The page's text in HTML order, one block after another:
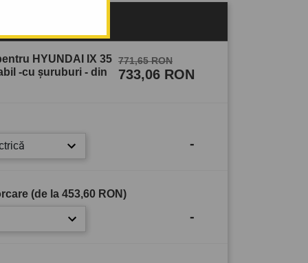
HYUNDAI IX 35
-cu şuruburi - din
771,65 RON
733,06 RON
-
(de la 453,60 RON)
-